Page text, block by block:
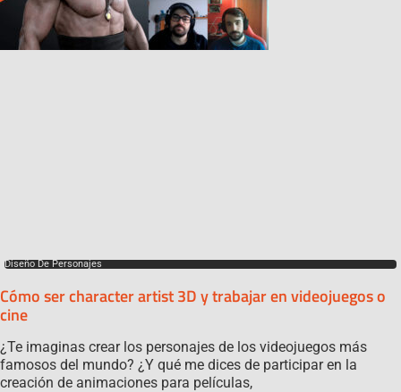
Diseño De Personajes
Cómo ser character artist 3D y trabajar en videojuegos o
cine
¿Te imaginas crear los personajes de los videojuegos más
famosos del mundo? ¿Y qué me dices de participar en la
creación de animaciones para películas,